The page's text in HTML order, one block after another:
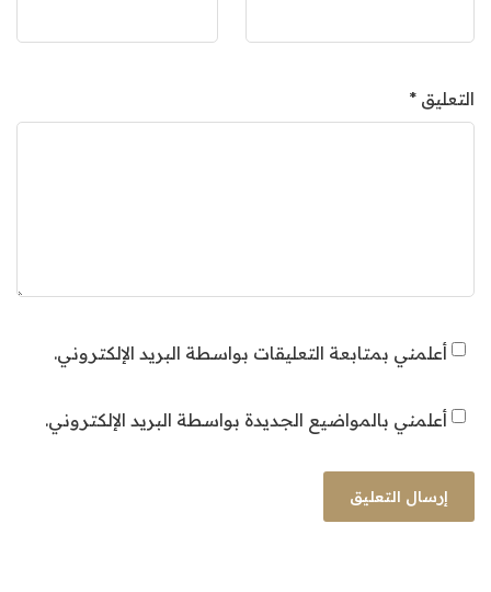
التعليق *
أعلمني بمتابعة التعليقات بواسطة البريد الإلكتروني.
أعلمني بالمواضيع الجديدة بواسطة البريد الإلكتروني.